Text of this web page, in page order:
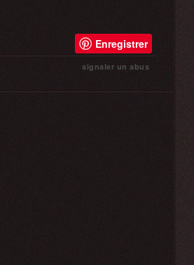
Enregistrer
signaler un abus